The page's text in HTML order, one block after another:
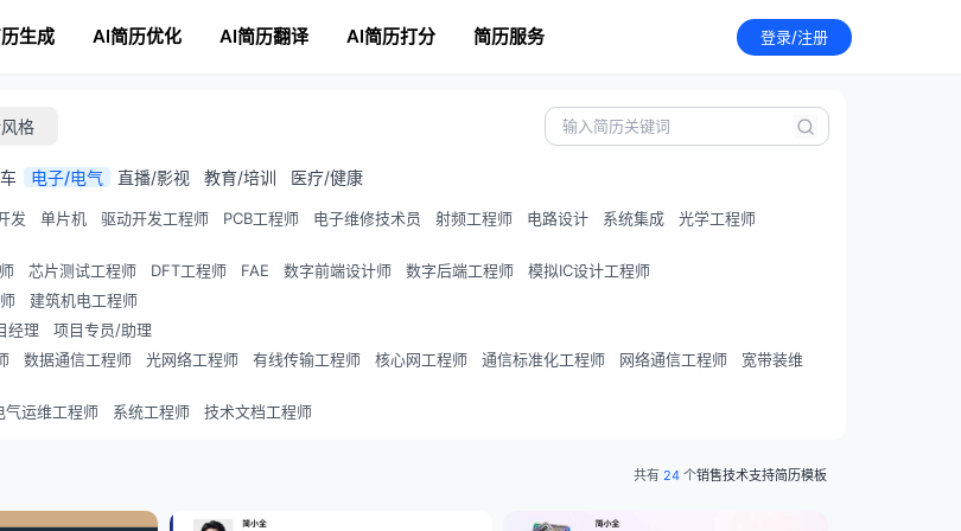
生成 AI简历优化 AI简历翻译 AI简历打分 简历服务 登录/注册
格
电子/电气 直播/影视 教育/培训 医疗/健康
发 单片机 驱动开发工程师 PCB工程师 电子维修技术员 射频工程师 电路设计 系统集成
光学工程师
芯片测试工程师 DFT工程师 FAE 数字前端设计师 数字后端工程师
模拟IC设计工程师
建筑机电工程师
经理
项目专员/助理
数据通信工程师 光网络工程师 有线传输工程师 核心网工程师 通信标准化工程师 网络通信工程师
宽带装维
气运维工程师 系统工程师 技术文档工程师
共有 24 个销售技术支持简历模板